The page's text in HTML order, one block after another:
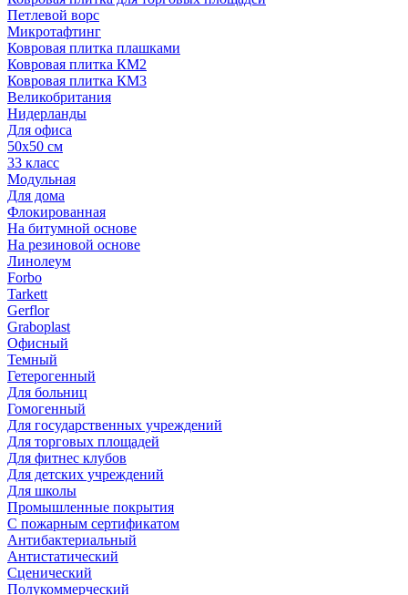
Петлевой ворс
Микротафтинг
Ковровая плитка плашками
Ковровая плитка КМ2
Ковровая плитка КМ3
Великобритания
Нидерланды
Для офиса
50х50 см
33 класс
Модульная
Для дома
Флокированная
На битумной основе
На резиновой основе
Линолеум
Forbo
Tarkett
Gerflor
Graboplast
Офисный
Темный
Гетерогенный
Для больниц
Гомогенный
Для государственных учреждений
Для торговых площадей
Для фитнес клубов
Для детских учреждений
Для школы
Промышленные покрытия
С пожарным сертификатом
Антибактериальный
Антистатический
Сценический
Полукоммерческий